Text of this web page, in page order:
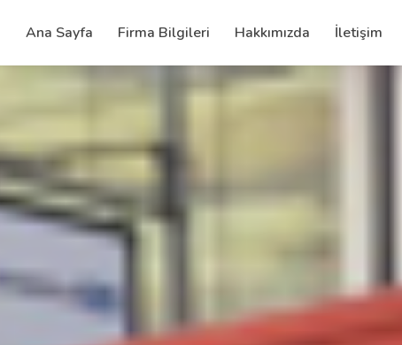
Ana Sayfa Firma Bilgileri Hakkımızda İletişim